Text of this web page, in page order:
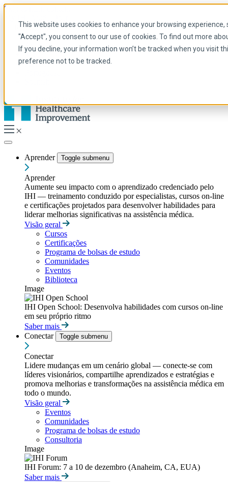
This website uses cookies to enhance your browsing
"Accept", you consent to our use of cookies. To find out more
If you decline, your information won’t be tracked when you visit
preference not to be tracked.
Skip to main content
Portuguese
Arabic
Inglês
Francês
Aprender Toggle submenu
Aprender
Aumente seu impacto com o aprendizado credenciado pelo
IHI — treinamento conduzido por especialistas, cursos on-line
e certificações projetados para desenvolver habilidades para
liderar melhorias significativas na assistência médica.
Visão geral
Cursos
Certificações
Programa de bolsas de estudo
Comunidades
Eventos
Biblioteca
Image
IHI Open School: Desenvolva habilidades com cursos on-line
em seu próprio ritmo
Saber mais
Conectar
Toggle submenu
Conectar
Lidere mudanças em um cenário global — conecte-se com
líderes visionários, compartilhe aprendizados e estratégias e
promova melhorias e transformações na assistência médica em
todo o mundo.
Visão geral
Eventos
Comunidades
Programa de bolsas de estudo
Consultoria
Image
IHI Forum: 7 a 10 de dezembro (Anaheim, CA, EUA)
Saber mais